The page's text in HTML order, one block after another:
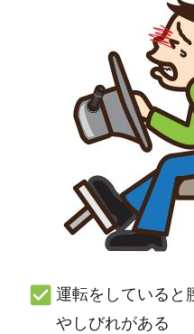
運転をしていると
やしびれがある